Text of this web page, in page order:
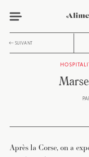
SUIVANT
Après la Corse, on a